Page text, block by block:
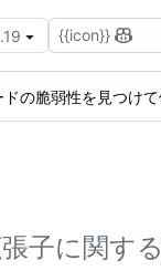
{{icon}}
ドの脆弱性を見つけ
子に関す